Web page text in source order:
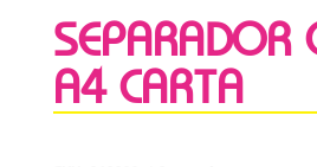
SEPARADOR
A4 CARTA